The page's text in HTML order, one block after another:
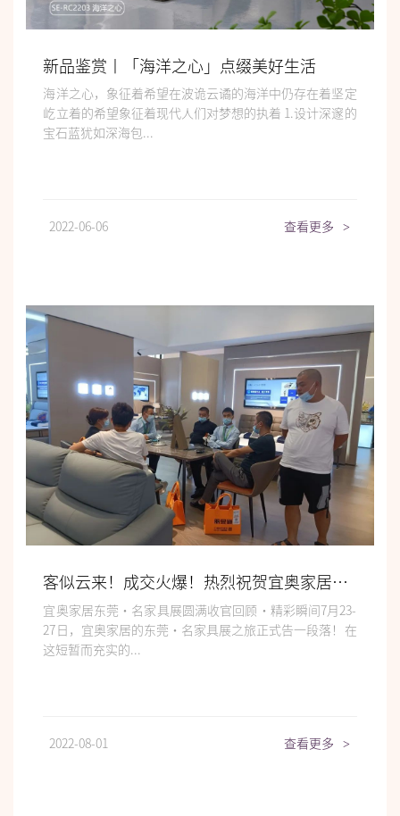
新品鉴赏丨「海洋之心」点缀美好生活
海洋之心，象征着希望在波诡云谲的海洋中仍存在着坚定
屹立着的希望象征着现代人们对梦想的执着 1.设计深邃的
宝石蓝犹如深海包...
2022-06-06 查看更多 >
客似云来！成交火爆！热烈祝贺宜奥家居东莞展之行圆满收官！
宜奥家居东莞·名家具展圆满收官回顾·精彩瞬间7月23-
27日，宜奥家居的东莞·名家具展之旅正式告一段落！在
这短暂而充实的...
2022-08-01 查看更多 >